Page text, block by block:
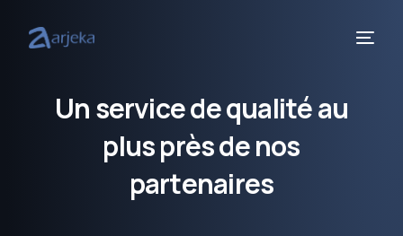
Unservicedequalitéau
plusprèsdenos
partenaires